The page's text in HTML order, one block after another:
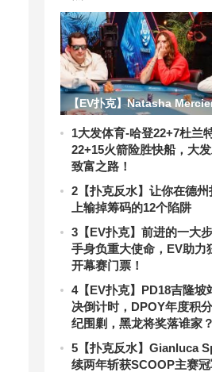
【EV扑克】Natasha
天堂超级主赛事第六名，
金位列女子历史第五
1大发体育-哈登22+7杜兰
22+15火箭险胜快船，大
致富之路！
2 【扑克反水】让你在德
上输掉筹码的12个陷阱
3 【EV扑克】前进的一大
手身负重大使命，EV助力
开幕赛门票！
4【EV扑克】PD18吉隆坡
决倒计时，DPOY年度积
纪围剿，黑龙将奖落谁家？
5 【扑克反水】Gianluca
续两年斩获SCOOP主赛